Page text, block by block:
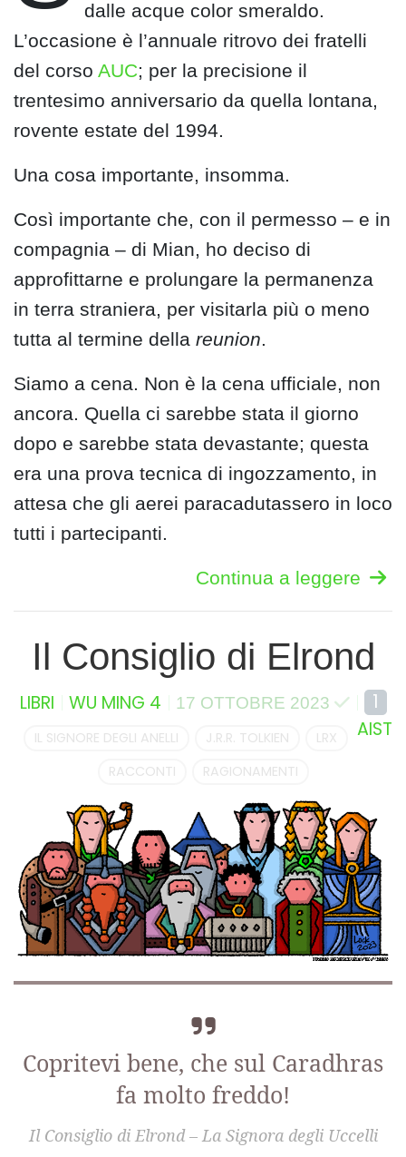
dalle acque color smeraldo.
L’occasione è l’annuale ritrovo dei fratelli
del corso AUC; per la precisione il
trentesimo anniversario da quella lontana,
rovente estate del 1994.
Una cosa importante, insomma.
Così importante che, con il permesso – e in
compagnia – di Mian, ho deciso di
approfittarne e prolungare la permanenza
in terra straniera, per visitarla più o meno
tutta al termine della reunion.
Siamo a cena. Non è la cena ufficiale, non
ancora. Quella ci sarebbe stata il giorno
dopo e sarebbe stata devastante; questa
era una prova tecnica di ingozzamento, in
attesa che gli aerei paracadutassero in loco
tutti i partecipanti.
Continua a leggere
Il Consiglio di Elrond
LIBRI WU MING 4 17 OTTOBRE 2023
1
AIST
IL SIGNORE DEGLI ANELLI J.R.R. TOLKIEN
LRX
RACCONTI
RAGIONAMENTI
Copritevi bene, che sul Caradhras
fa molto freddo!
Il Consiglio di Elrond – La Signora degli Uccelli